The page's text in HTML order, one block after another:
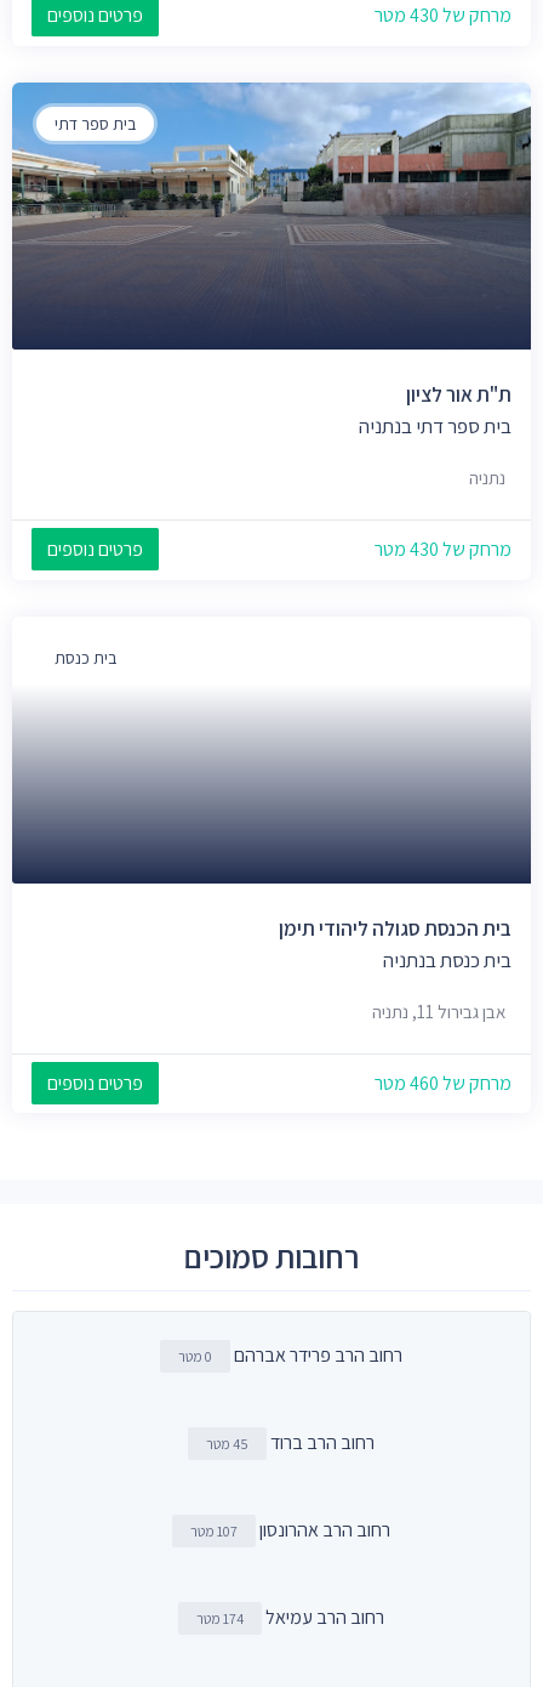
מרחק של 430 מטר פרטים נוספים
בית ספר דתי
ת"ת אור לציון
בית ספר דתי בנתניה
נתניה
מרחק של 430 מטר פרטים נוספים
בית כנסת
בית הכנסת סגולה ליהודי תימן
בית כנסת בנתניה
אבן גבירול 11, נתניה
מרחק של 460 מטר פרטים נוספים
רחובות סמוכים
רחוב הרב פרידר אברהם 0 מטר
רחוב הרב ברוד 45 מטר
רחוב הרב אהרונסון 107 מטר
רחוב הרב עמיאל 174 מטר